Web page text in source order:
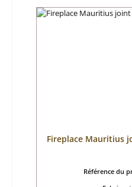
Fireplace Mauritius
Référence du